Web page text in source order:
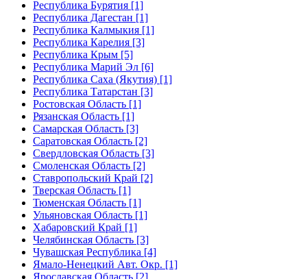
Республика Бурятия [1]
Республика Дагестан [1]
Республика Калмыкия [1]
Республика Карелия [3]
Республика Крым [5]
Республика Марий Эл [6]
Республика Саха (Якутия) [1]
Республика Татарстан [3]
Ростовская Область [1]
Рязанская Область [1]
Самарская Область [3]
Саратовская Область [2]
Свердловская Область [3]
Смоленская Область [2]
Ставропольский Край [2]
Тверская Область [1]
Тюменская Область [1]
Ульяновская Область [1]
Хабаровский Край [1]
Челябинская Область [3]
Чувашская Республика [4]
Ямало-Ненецкий Авт. Окр. [1]
Ярославская Область [2]